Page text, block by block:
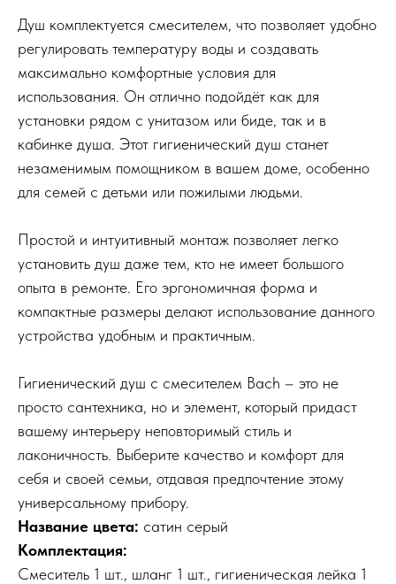
Душ комплектуется смесителем, что позволяет удобно
регулировать температуру воды и создавать
максимально комфортные условия для
использования. Он отлично подойдёт как для
установки рядом с унитазом или биде, так и в
кабинке душа. Этот гигиенический душ станет
незаменимым помощником в вашем доме, особенно
для семей с детьми или пожилыми людьми.
Простой и интуитивный монтаж позволяет легко
установить душ даже тем, кто не имеет большого
опыта в ремонте. Его эргономичная форма и
компактные размеры делают использование данного
устройства удобным и практичным.
Гигиенический душ с смесителем Bach – это не
просто сантехника, но и элемент, который придаст
вашему интерьеру неповторимый стиль и
лаконичность. Выберите качество и комфорт для
себя и своей семьи, отдавая предпочтение этому
универсальному прибору.
Название цвета: сатин серый
Комплектация:
Смеситель 1 шт., шланг 1 шт., гигиеническая лейка 1